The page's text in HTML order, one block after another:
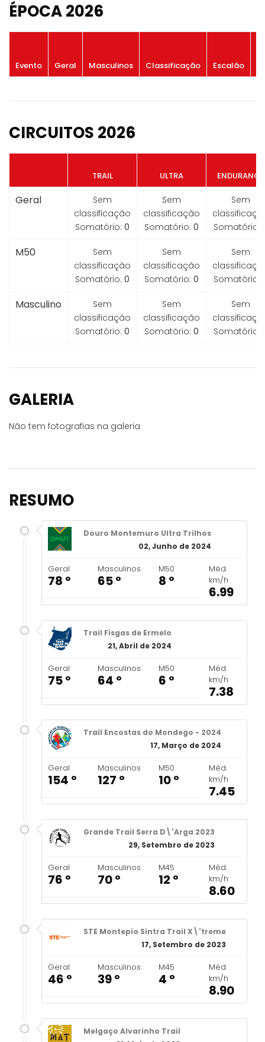
ÉPOCA 2026
Evento Geral Masculinos Classificação Escalão
CIRCUITOS 2026
TRAIL ULTRA ENDURANCE
Geral
Sem
classificação
Somatório: 0
Sem
classificação
Somatório: 0
Sem
Somatório:
M50
Sem
classificação
Somatório: 0
Sem
classificação
Somatório: 0
Sem
Somatório:
Masculino
Sem
classificação
Somatório: 0
Sem
classificação
Somatório: 0
Sem
Somatório:
GALERIA
Não tem fotografias na galeria
RESUMO
Douro Montemuro Ultra Trilhos
02, Junho de 2024
Geral
78 º
Masculinos
65 º
M50
8 º
Méd.
km/h
6.99
Trail Fisgas de Ermelo
21, Abril de 2024
Geral
75 º
Masculinos
64 º
M50
6 º
Méd.
km/h
7.38
Trail Encostas do Mondego - 2024
17, Março de 2024
Geral
154 º
Masculinos
127 º
M50
10 º
Méd.
km/h
7.45
Grande Trail Serra D\'Arga 2023
29, Setembro de 2023
Geral
76 º
Masculinos
70 º
M45
12 º
Méd.
km/h
8.60
STE Montepio Sintra Trail X\'treme
17, Setembro de 2023
Geral
46 º
Masculinos
39 º
M45
4 º
Méd.
km/h
8.90
Melgaço Alvarinho Trail